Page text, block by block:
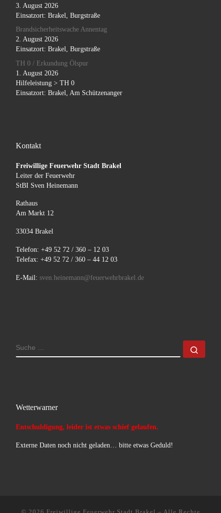
3. August 2026
Einsatzort: Brakel, Burgstraße
Brandsicherheitswache Annentag
2. August 2026
Einsatzort: Brakel, Burgstraße
TH 0 / Erkundung Ölspur
1. August 2026
Hilfeleistung > TH 0
Einsatzort: Brakel, Am Schützenanger
Kontakt
Freiwillige Feuerwehr Stadt Brakel
Leiter der Feuerwehr
StBI Sven Heinemann
Rathaus
Am Markt 12
33034 Brakel
Telefon: +49 52 72 / 360 – 12 03
Telefax: +49 52 72 / 360 – 44 12 03
E-Mail: sven.heinemann@feuerwehrbrakel.de
SUCHE
Wetterwarner
Entschuldigung, leider ist etwas schief gelaufen.
Externe Daten noch nicht geladen… bitte etwas Geduld!